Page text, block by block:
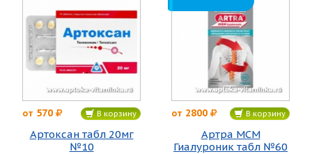
от 570 В корзину
Артоксан табл 20мг
№10
от 2800 В корзину
Артра МСМ
Гиалуроник табл №60